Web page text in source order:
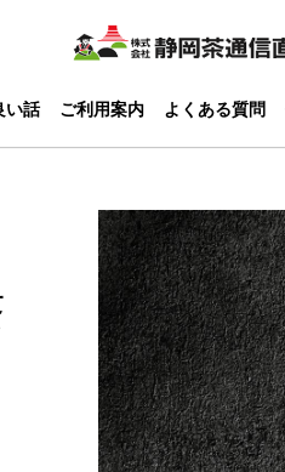
い話 ご利用案内 よくある質問